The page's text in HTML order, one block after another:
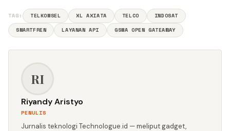
TAG: TELKOMSEL XL AXIATA TELCO
INDOSAT
SMARTFREN
LAYANAN API GSMA OPEN GATEAWAY
RI
Riyandy Aristyo
PENULIS
Jurnalis teknologi Technologue.id — meliput gadget,